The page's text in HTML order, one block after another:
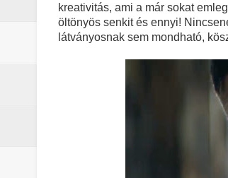
kreativitás, ami a már sokat
öltönyös senkit és ennyi!
látványosnak sem mondható,